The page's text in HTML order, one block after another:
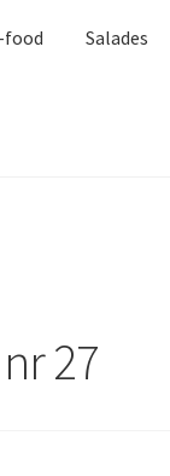
food Salades
27